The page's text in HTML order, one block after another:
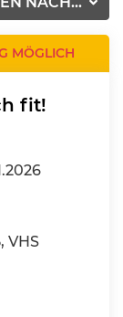
MÖGLICH
fit!
VHS